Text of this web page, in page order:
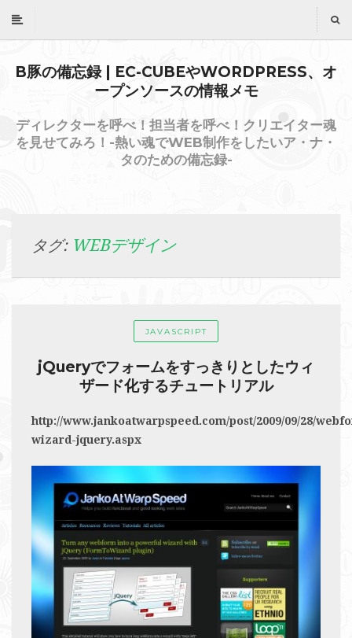
B豚の備忘録 | EC-CUBEやWORDPRESS、オ
ープンソースの情報メモ
ディレクターを呼べ！担当者を呼べ！クリエイター魂
を見せてみろ！-熱い魂でWEB制作をしたいア・ナ・
タのための備忘録-
タグ: WEBデザイン
JAVASCRIPT
jQueryでフォームをすっきりとしたウィ
ザード化するチュートリアル
http://www.jankoatwarpspeed.com/post/2009/09/28/
wizard-jquery.aspx